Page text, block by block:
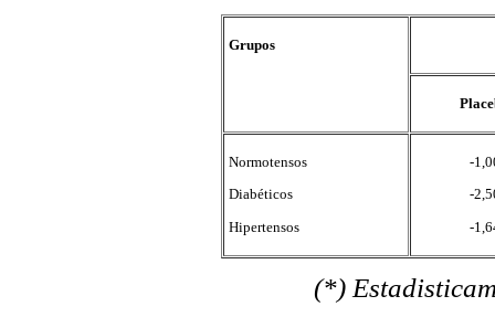
Grupos
Normotensos
Diabéticos
Hipertensos
-
-
-
(*) Estadisticamente